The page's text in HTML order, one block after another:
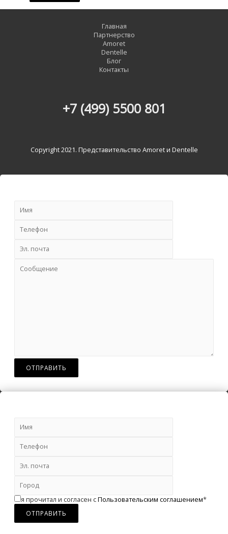
Главная
Партнерство
Amoret
Dentelle
Блог
Контакты
+7 (499) 5500 801
Copyright 2021. Представительство Amoret и Dentelle
я прочитал и согласен сПользовательским соглашением*